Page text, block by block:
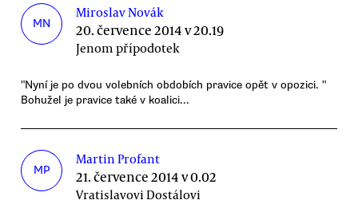
MN
Miroslav Novák
20. července 2014 v 20.19
Jenom přípodotek
"Nyní je po dvou volebních obdobích pravice opět v opozici. "
Bohužel je pravice také v koalici...
MP
Martin Profant
21. července 2014 v 0.02
Vratislavovi Dostálovi